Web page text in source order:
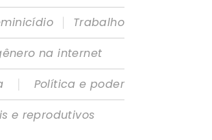
|
Trabalho
na internet
|
Política e poder
e reprodutivos